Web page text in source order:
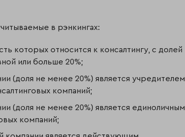
в рэнкингах:
которых относится к консалтингу, с долей
или больше 20%;
(доля не менее 20%) является учредителем
компаний;
(доля не менее 20%) является единоличным
компаний;